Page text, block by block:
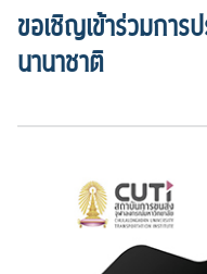
ขอเชิญเข้าร่วมการ
นานาชาติ